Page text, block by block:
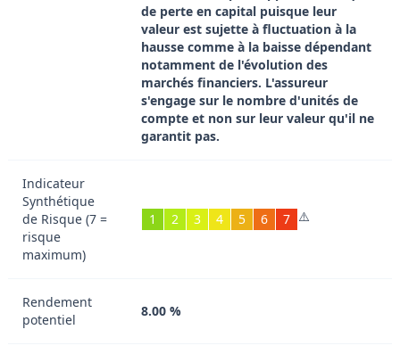
de perte en capital puisque leur
valeur est sujette à fluctuation à la
hausse comme à la baisse dépendant
notamment de l'évolution des
marchés financiers. L'assureur
s'engage sur le nombre d'unités de
compte et non sur leur valeur qu'il ne
garantit pas.
Indicateur
Synthétique
de Risque (7 =
risque
maximum)
⚠️
1 2 3 4 5 6 7
Rendement
potentiel
8.00 %